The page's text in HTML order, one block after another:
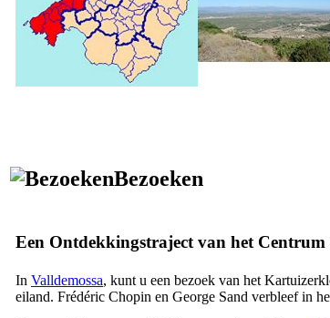
Bezoeken
Een Ontdekkingstraject van het
In Valldemossa, kunt u een bezoek van het
eiland. Frédéric Chopin en George Sand verbleef in